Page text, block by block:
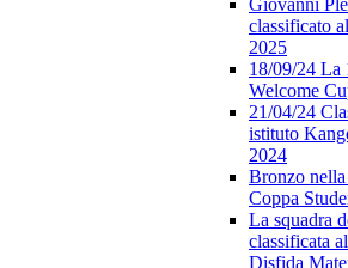
Giovanni
classificato
2025
18/09/24 La
Welcome
21/04/24
istituto
2024
Bronzo
Coppa
La squadra
classificata
Disfida